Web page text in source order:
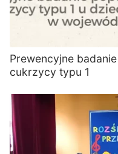
Prewencyjne
cukrzycy typu 1